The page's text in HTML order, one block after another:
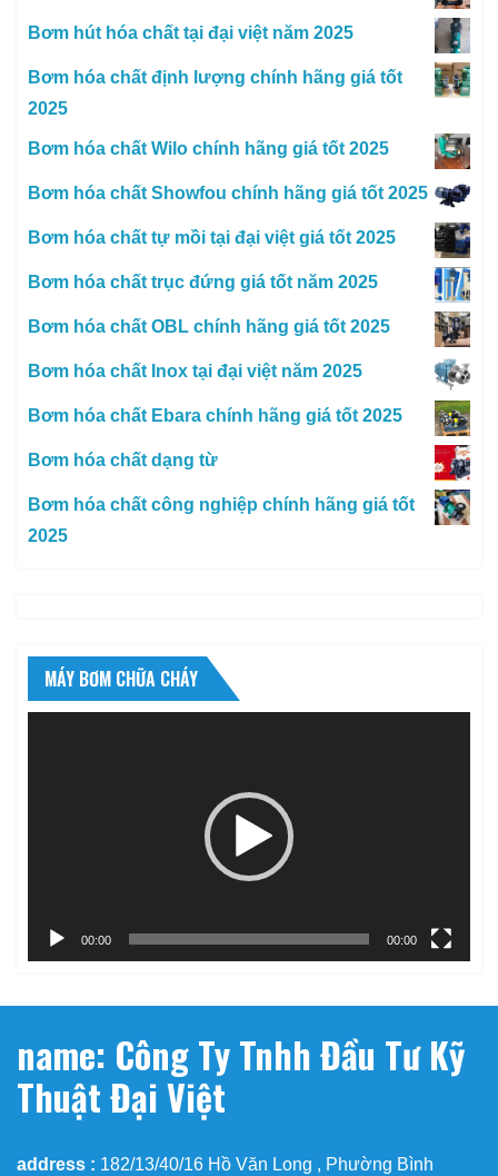
Bơm hút hóa chất tại đại việt năm 2025
Bơm hóa chất định lượng chính hãng giá tốt
2025
Bơm hóa chất Wilo chính hãng giá tốt 2025
Bơm hóa chất Showfou chính hãng giá tốt 2025
Bơm hóa chất tự mồi tại đại việt giá tốt 2025
Bơm hóa chất trục đứng giá tốt năm 2025
Bơm hóa chất OBL chính hãng giá tốt 2025
Bơm hóa chất Inox tại đại việt năm 2025
Bơm hóa chất Ebara chính hãng giá tốt 2025
Bơm hóa chất dạng từ
Bơm hóa chất công nghiệp chính hãng giá tốt
2025
MÁY BƠM CHỮA CHÁY
00:00 00:00
name: Công Ty Tnhh Đầu Tư Kỹ
Thuật Đại Việt
address : 182/13/40/16 Hồ Văn Long , Phường Bình